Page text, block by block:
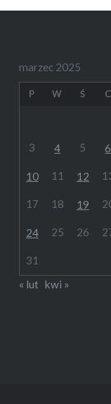
marzec 2025
P W Ś C
3 4 5 6
10 11 12
17 18 19
24 25 26
31
« lut kwi »